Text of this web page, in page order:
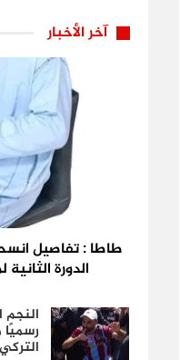
آخر الأخبار
طاطا : تفاصيل
الدورة